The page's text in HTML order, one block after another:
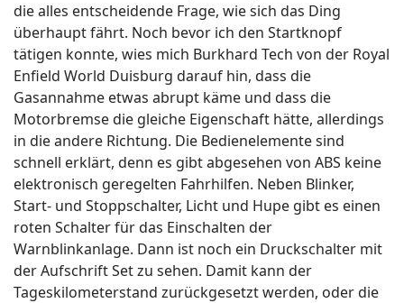
die alles entscheidende Frage, wie sich das Ding
überhaupt fährt. Noch bevor ich den Startknopf
tätigen konnte, wies mich Burkhard Tech von der Royal
Enfield World Duisburg darauf hin, dass die
Gasannahme etwas abrupt käme und dass die
Motorbremse die gleiche Eigenschaft hätte, allerdings
in die andere Richtung. Die Bedienelemente sind
schnell erklärt, denn es gibt abgesehen von ABS keine
elektronisch geregelten Fahrhilfen. Neben Blinker,
Start- und Stoppschalter, Licht und Hupe gibt es einen
roten Schalter für das Einschalten der
Warnblinkanlage. Dann ist noch ein Druckschalter mit
der Aufschrift Set zu sehen. Damit kann der
Tageskilometerstand zurückgesetzt werden, oder die